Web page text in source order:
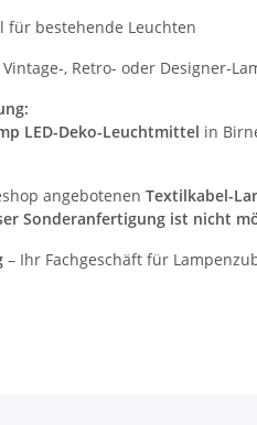
für bestehende Leuchten
, Retro- oder Designer-
LED-Deko-Leuchtmittel in
angebotenen Textilkabel-
Sonderanfertigung ist nicht
– Ihr Fachgeschäft für